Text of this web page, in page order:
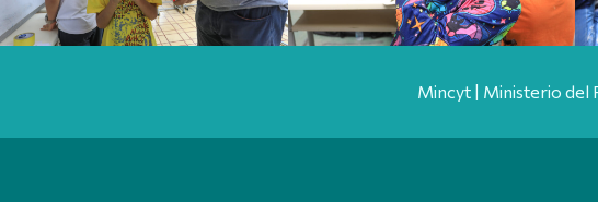
Mincyt | Ministerio del